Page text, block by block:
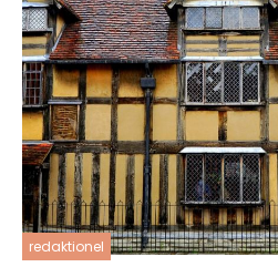
redaktionel